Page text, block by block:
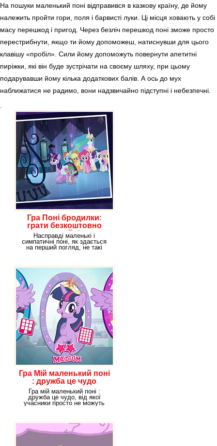
На пошуки маленький поні відправився в казкову країну, де йому
належить пройти гори, поля і барвисті луки. Ці місця ховають у собі
масу перешкод і пригод. Через безліч перешкод поні зможе просто
перестрибнути, якщо ти йому допоможеш, натиснувши для цього
клавішу «пробіл». Сили йому допоможуть повернути апетитні
пиріжки, які він буде зустрічати на своєму шляху, при цьому
подарувавши йому кілька додаткових балів. А ось до мух
наближатися не радимо, вони надзвичайно підступні і небезпечні.
Гра Поні бродилки:
грати безкоштовно
онлайн!
Насправді маленькі і
симпатичні поні, як здається
на перший погляд, не такі
Гра Мій маленький поні
: дружба це чудо
Гра мій маленький поні :
дружба це чудо, від якої
учасники просто не можуть